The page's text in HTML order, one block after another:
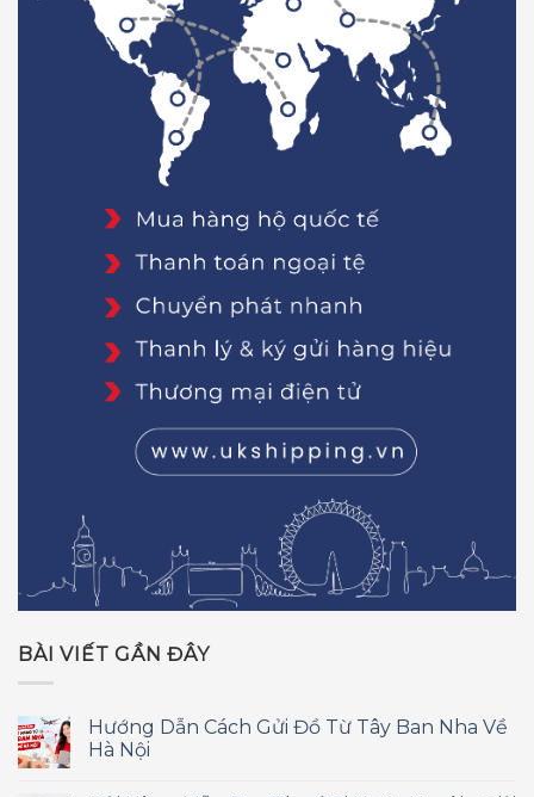
BÀI VIẾT GẦN ĐÂY
Hướng Dẫn Cách Gửi Đồ Từ Tây Ban Nha Về
Hà Nội